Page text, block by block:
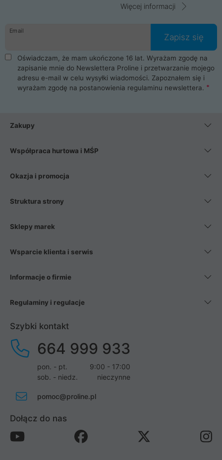
komunikacja ze sklepem komputerowym ProLine jest
danych osobowych. Dlatego zakup notebooka albo laptopa w
ProLine to czysta przyjemność i pełne bezpieczeństwo.
Zaopatrzysz się u nas w akcesoria i części komputerowe
takie jak procesory, karty graficzne, płyty główne, pamięci,
dyski SSD, M.2 oraz HDD. Nasi pracownicy pomogą Ci wybrać
najlepszy zasilacz komputerowy oraz obudowę do komputera.
Poza komputerami mamy również najlepsze na rynku
Smartfony takich producentów jak Xiaomi, Apple, Samsung i
wentylatory. Na koniec mając już to wszystko, możesz
Więcej informacji
Email
Zapisz się
Oświadczam, że mam ukończone 16 lat. Wyrażam zgodę na
zapisanie mnie do Newslettera Proline i przetwarzanie mojego
adresu e-mail w celu wysyłki wiadomości. Zapoznałem się i
wyrażam zgodę na postanowienia regulaminu newslettera.
Zakupy
Współpraca hurtowa i MŚP
Okazja i promocja
Struktura strony
Sklepy marek
Wsparcie klienta i serwis
Informacje o firmie
Regulaminy i regulacje
Szybki kontakt
664 999 933
pon. - pt.
9:00 - 17:00
sob. - niedz.
nieczynne
pomoc@proline.pl
Dołącz do nas